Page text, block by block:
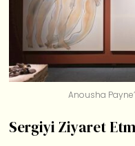
​Anousha
Sergiyi Ziyaret